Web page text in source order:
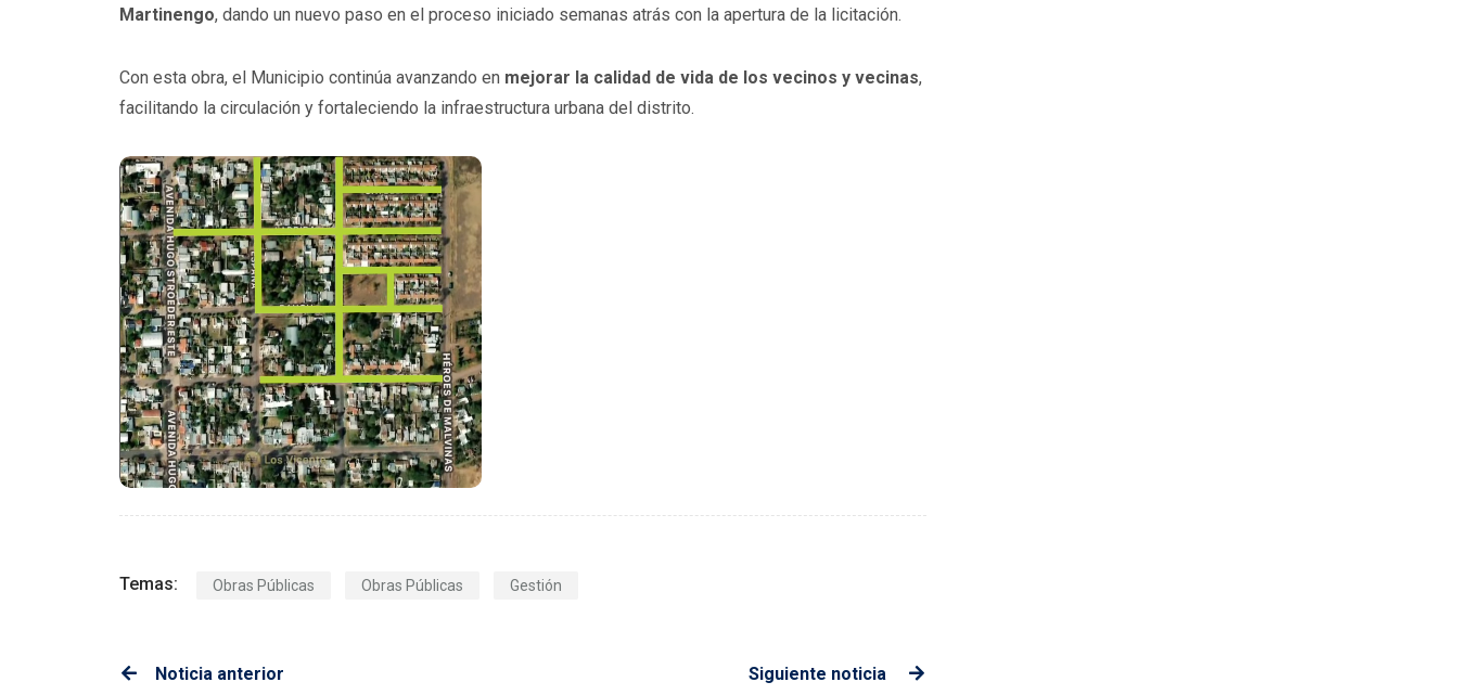
Martinengo, dando un nuevo paso en el proceso iniciado semanas atrás con la apertura de la licitación.
Con esta obra, el Municipio continúa avanzando en mejorar la calidad de vida de los vecinos y vecinas,
facilitando la circulación y fortaleciendo la infraestructura urbana del distrito.
Temas: Obras Públicas Obras Públicas Gestión
Noticia anterior Siguiente noticia